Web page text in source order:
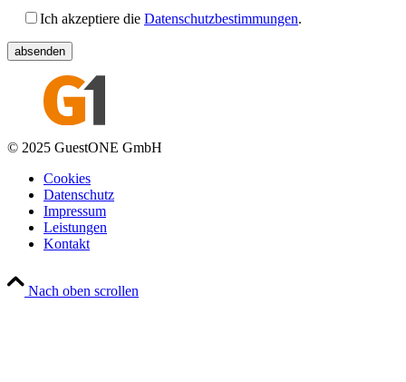
Ich akzeptiere die Datenschutzbestimmungen.
© 2025 GuestONE GmbH
Cookies
Datenschutz
Impressum
Leistungen
Kontakt
Nach oben scrollen